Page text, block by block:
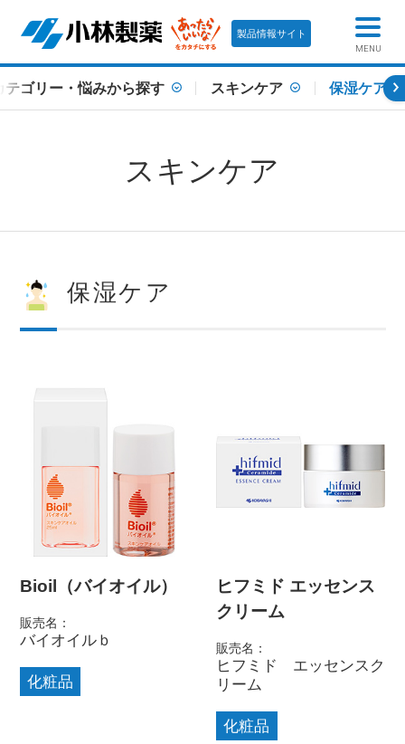
製品情報サイト
MENU
テゴリー・悩みから探す スキンケア 保湿ケア
スキンケア
保湿ケア
Bioil（バイオイル）
販売名：
バイオイルｂ
化粧品
ヒフミド エッセンス
クリーム
販売名：
ヒフミド エッセンスク
リーム
化粧品